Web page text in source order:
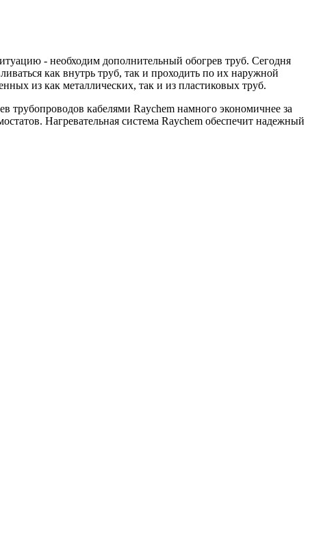
- необходим дополнительный обогрев труб. Сегодня
как внутрь труб, так и проходить по их наружной
из как металлических, так и из пластиковых труб.
кабелями Raychem намного экономичнее за
Нагревательная система Raychem обеспечит надежный